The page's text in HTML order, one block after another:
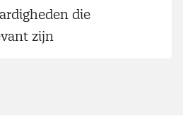
die
zijn